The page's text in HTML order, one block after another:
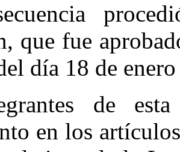
que fue
día 18 de
de
en los